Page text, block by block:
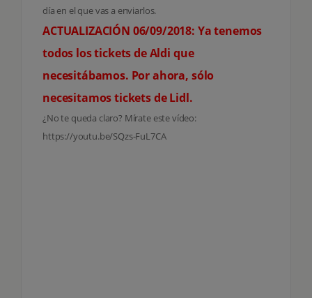
día en el que vas a enviarlos.
ACTUALIZACIÓN 06/09/2018: Ya tenemos
todos los tickets de Aldi que
necesitábamos. Por ahora, sólo
necesitamos tickets de Lidl.
¿No te queda claro? Mírate este vídeo:
https://youtu.be/SQzs-FuL7CA